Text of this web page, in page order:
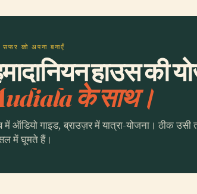
को अपना बनाएँ
हाउस की
के साथ।
में ऑडियो गाइड, ब्राउज़र में यात्रा-योजना। ठीक
में घूमते हैं।